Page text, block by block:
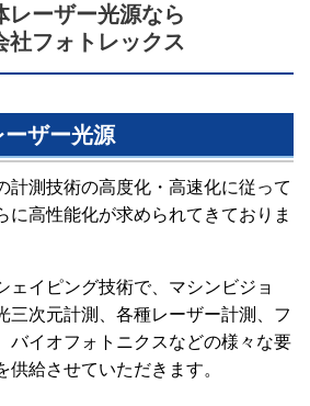
レーザー光源なら
社フォトレックス
ザー光源
計測技術の高度化・高速化に従って
に高性能化が求められてきておりま
ェイピング技術で、マシンビジョ
三次元計測、各種レーザー計測、フ
バイオフォトニクスなどの様々な要
給させていただきます。